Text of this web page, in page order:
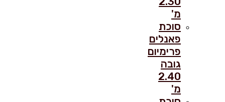
מ'
סוכת
פאנלים
פרימיום
גובה
2.40
מ'